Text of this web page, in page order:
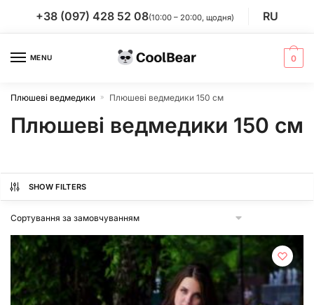
+38 (097) 428 52 08(10:00 – 20:00, щодня) RU
MENU 0
Плюшеві ведмедики » Плюшеві ведмедики 150 см
Плюшеві ведмедики 150 см
SHOW FILTERS